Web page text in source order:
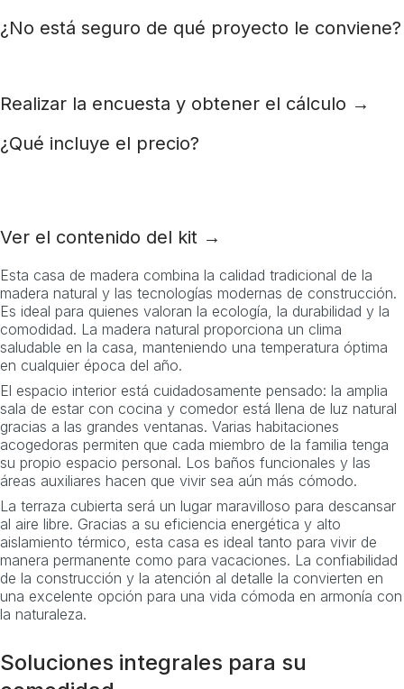
¿No está seguro de qué proyecto le conviene?
Realizar la encuesta y obtener el cálculo →
¿Qué incluye el precio?
Ver el contenido del kit →
Esta casa de madera combina la calidad tradicional de la
madera natural y las tecnologías modernas de construcción.
Es ideal para quienes valoran la ecología, la durabilidad y la
comodidad. La madera natural proporciona un clima
saludable en la casa, manteniendo una temperatura óptima
en cualquier época del año.
El espacio interior está cuidadosamente pensado: la amplia
sala de estar con cocina y comedor está llena de luz natural
gracias a las grandes ventanas. Varias habitaciones
acogedoras permiten que cada miembro de la familia tenga
su propio espacio personal. Los baños funcionales y las
áreas auxiliares hacen que vivir sea aún más cómodo.
La terraza cubierta será un lugar maravilloso para descansar
al aire libre. Gracias a su eficiencia energética y alto
aislamiento térmico, esta casa es ideal tanto para vivir de
manera permanente como para vacaciones. La confiabilidad
de la construcción y la atención al detalle la convierten en
una excelente opción para una vida cómoda en armonía con
la naturaleza.
Soluciones integrales para su